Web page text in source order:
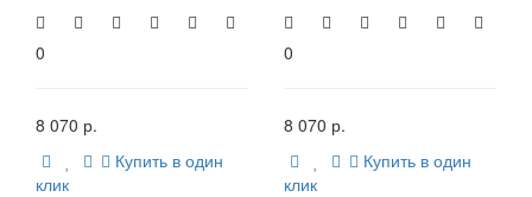
0
8 070 р.
Купить в один
клик
0
8 070 р.
Купить в один
клик